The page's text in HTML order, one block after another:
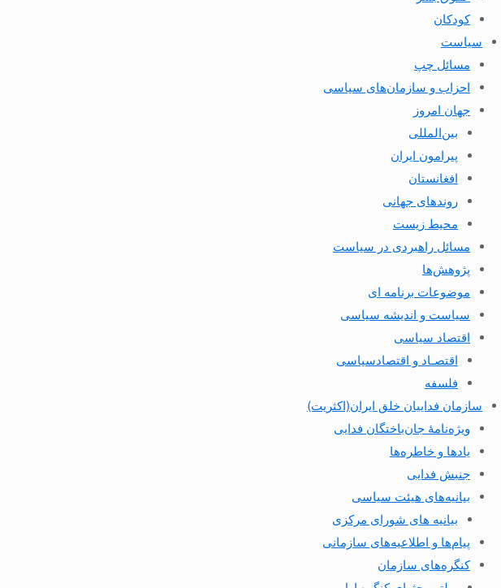
کودکان
سیاست
مسائل چپ
احزاب و سازمان‌های سیاسی
جهان امروز
بین‌المللی
پیرامون ایران
افغانستان
روندهای جهانی
محیط زیست
مسائل راهبردی در سیاست
پژوهش‌ها
موضوعات برنامه ای
سیاست و اندیشه سیاسی
اقتصاد سیاسی
اقتصـاد و اقتصاد‌سیاسی
فلسفه
سازمان فداییان خلق ایران(اکثریت)
ویژه‌نامهٔ جان‌باختگان فدایی
یادها و خاطره‌ها
جنبش فدایی
بیانیه‌های هیئت سیاسی
بیانیه های شورای مرکزی
پیام‌ها و اطلاعیه‌های سازمانی
کنگره‌های سازمان